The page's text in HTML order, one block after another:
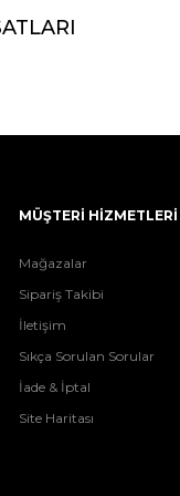
MÜŞTERİ HİZMETLERİ
Mağazalar
Sipariş Takibi
İletişim
Sıkça Sorulan Sorular
İade & İptal
Site Haritası